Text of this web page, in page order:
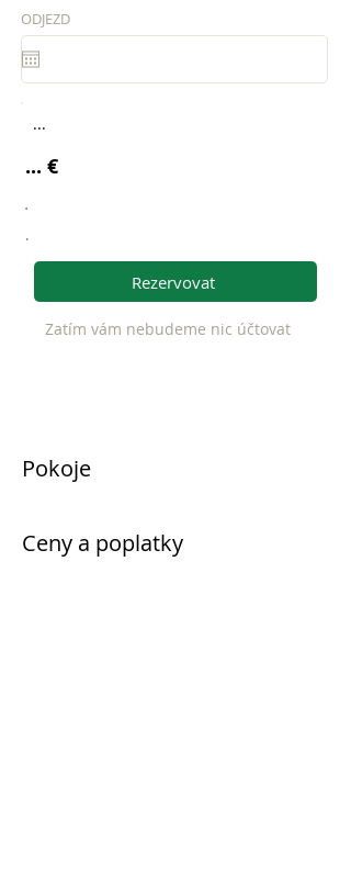
ODJEZD
...
... €
.
.
Rezervovat
Zatím vám nebudeme nic účtovat
Pokoje
Ceny a poplatky